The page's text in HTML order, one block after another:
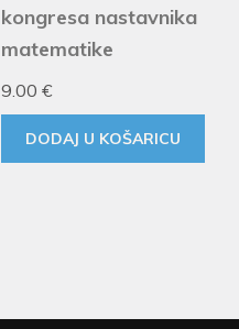
kongresa nastavnika
matematike
9.00€
DODAJ U KOŠARICU